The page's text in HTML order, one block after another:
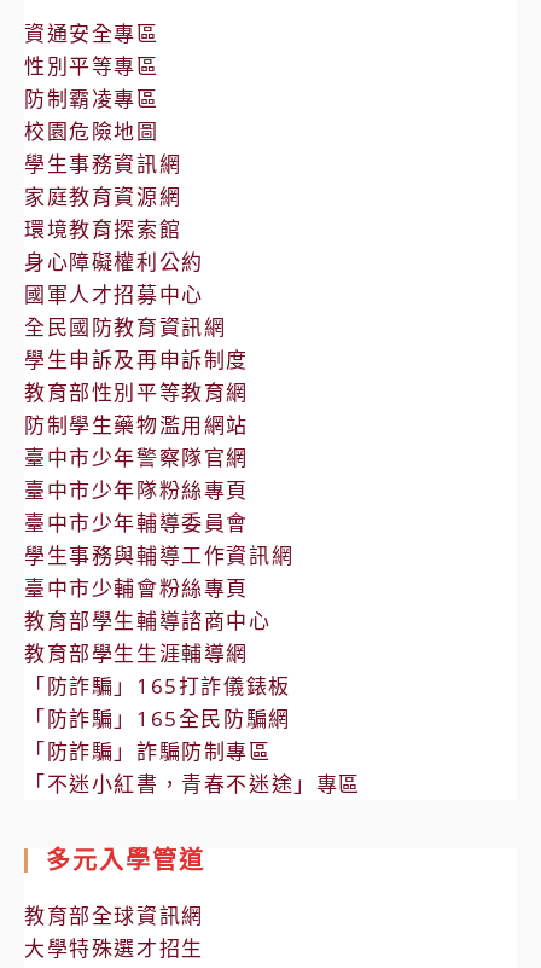
告
資通安全專區
性別平等專區
防制霸凌專區
校園危險地圖
學生事務資訊網
家庭教育資源網
環境教育探索館
身心障礙權利公約
國軍人才招募中心
全民國防教育資訊網
學生申訴及再申訴制度
教育部性別平等教育網
防制學生藥物濫用網站
臺中市少年警察隊官網
臺中市少年隊粉絲專頁
臺中市少年輔導委員會
學生事務與輔導工作資訊網
臺中市少輔會粉絲專頁
教育部學生輔導諮商中心
教育部學生生涯輔導網
「防詐騙」165打詐儀錶板
「防詐騙」165全民防騙網
「防詐騙」詐騙防制專區
「不迷小紅書，青春不迷途」專區
多元入學管道
教育部全球資訊網
大學特殊選才招生